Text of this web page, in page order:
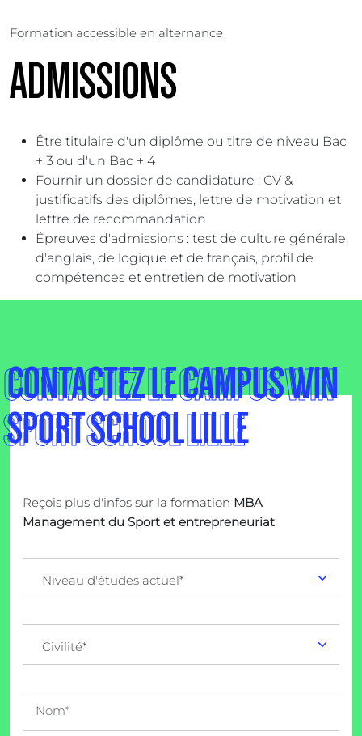
Formation accessible en alternance
ADMISSIONS
Être titulaire d'un diplôme ou titre de niveau Bac
+ 3 ou d'un Bac + 4
Fournir un dossier de candidature : CV &
justificatifs des diplômes, lettre de motivation et
lettre de recommandation
Épreuves d'admissions : test de culture générale,
d'anglais, de logique et de français, profil de
compétences et entretien de motivation
CONTACTEZ LE CAMPUS WIN
SPORT SCHOOL LILLE
Reçois plus d'infos sur la formation MBA
Management du Sport et entrepreneuriat
Niveau d'études actuel*
Civilité*